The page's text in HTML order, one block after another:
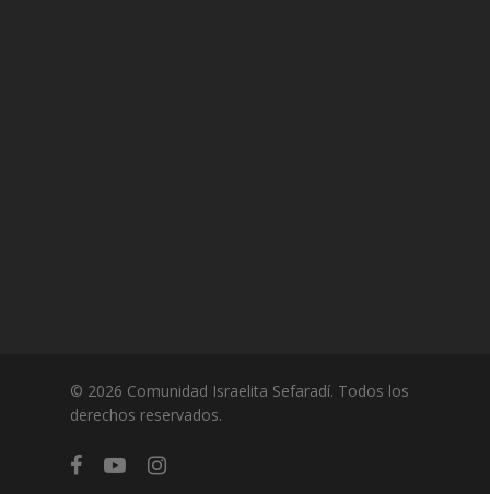
© 2026 Comunidad Israelita Sefaradí. Todos los
derechos reservados.